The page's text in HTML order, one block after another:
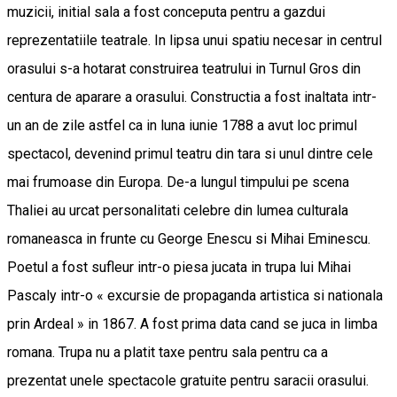
muzicii, initial sala a fost conceputa pentru a gazdui
reprezentatiile teatrale. In lipsa unui spatiu necesar in centrul
orasului s-a hotarat construirea teatrului in Turnul Gros din
centura de aparare a orasului. Constructia a fost inaltata intr-
un an de zile astfel ca in luna iunie 1788 a avut loc primul
spectacol, devenind primul teatru din tara si unul dintre cele
mai frumoase din Europa. De-a lungul timpului pe scena
Thaliei au urcat personalitati celebre din lumea culturala
romaneasca in frunte cu George Enescu si Mihai Eminescu.
Poetul a fost sufleur intr-o piesa jucata in trupa lui Mihai
Pascaly intr-o « excursie de propaganda artistica si nationala
prin Ardeal » in 1867. A fost prima data cand se juca in limba
romana. Trupa nu a platit taxe pentru sala pentru ca a
prezentat unele spectacole gratuite pentru saracii orasului.